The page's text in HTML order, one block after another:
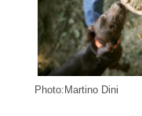
Photo:Martino Dini